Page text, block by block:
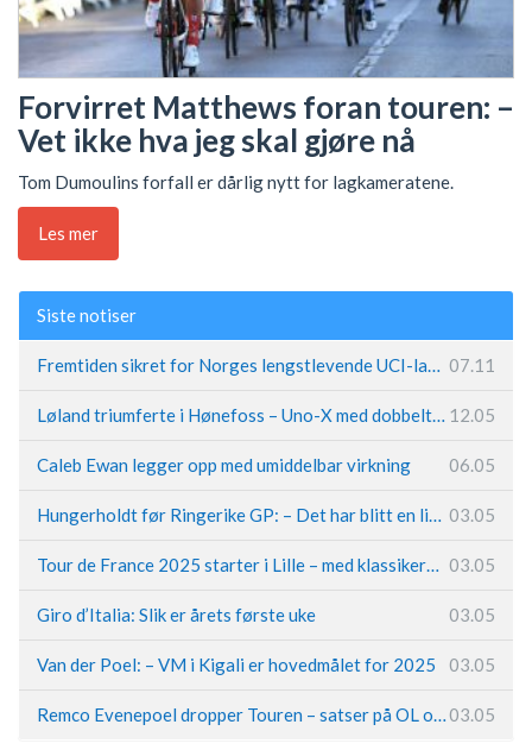
Forvirret Matthews foran touren: –
Vet ikke hva jeg skal gjøre nå
Tom Dumoulins forfall er dårlig nytt for lagkameratene.
Les mer
Siste notiser
Fremtiden sikret for Norges lengstlevende UCI-lag – Kristoff trer inn i sentral rolle 07.11
Løland triumferte i Hønefoss – Uno-X med dobbeltslag på hjemmebane 12.05
Caleb Ewan legger opp med umiddelbar virkning 06.05
Hungerholdt før Ringerike GP: – Det har blitt en livsstil 03.05
Tour de France 2025 starter i Lille – med klassikerpreg 03.05
Giro d’Italia: Slik er årets første uke 03.05
Van der Poel: – VM i Kigali er hovedmålet for 2025 03.05
Remco Evenepoel dropper Touren – satser på OL og Vueltaen03.05